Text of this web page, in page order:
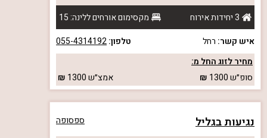
3 יחידות אירוח
מקסימום אורחים ללינה: 15
איש קשר: רחל טלפון:055-4314192
מחיר לזוג החל מ:
סופ״ש1300 אמצ״ש1300
נגיעות בגליל ספסופה